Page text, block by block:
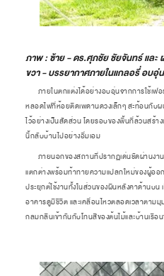
ภาพ : ซ้าย - ดร.ศุภชัย ชัยจันทร์ แล
ขวา - บรรยากาศภายในแกลอรี่ อบอุ่
ภายในตกแต่งได้อย่างอบอุ่นจากการใช้เฟอ
หลอดไฟที่ห้อยติดเพดานดวงเล็กๆ สะท้อนกับ
ไว้อย่างเป็นสัดส่วน โดยรอบของพื้นที่ล้วนสร้าง
นี้กลับบ้านไปอย่างอิ่มเอม
ภายนอกของสถานที่ปรากฏเด่นชัดผ่านงาน
แตกต่างพร้อมท้าทายความแปลกใหม่ของผู้ออ
ประยุกต์ใช้งานทั้งในส่วนของผืนหลังคาด้านบน
อาคารดูมีชีวิต และเคลื่อนไหวตลอดเวลาตาม
กลมกลืนเข้ากันกับโทนสีของต้นไม้และบ้านเรือ